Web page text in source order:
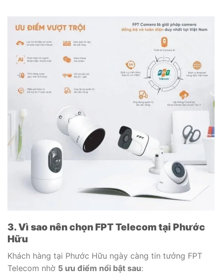
3. Vì sao nên chọn FPT Telecom tại Phước
Hữu
Khách hàng tại Phước Hữu ngày càng tin tưởng FPT
Telecom nhờ 5 ưu điểm nổi bật sau: